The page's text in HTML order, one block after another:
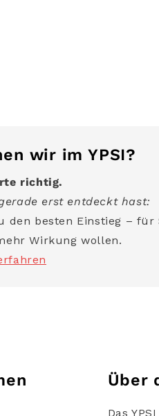
wir im YPSI?
richtig.
erst entdeckt hast:
den besten Einstieg – für
Wirkung wollen.
Über
Das